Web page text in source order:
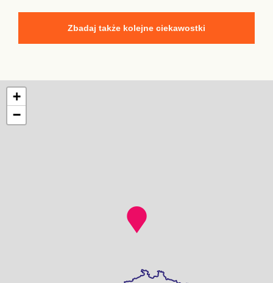
Zbadaj także kolejne ciekawostki
+
−